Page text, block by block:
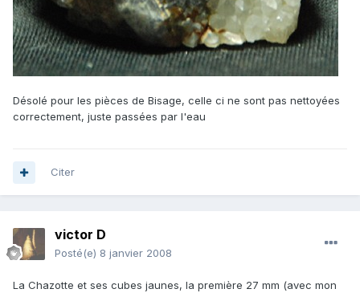
Désolé pour les pièces de Bisage, celle ci ne sont pas nettoyées
correctement, juste passées par l'eau
Citer
victor D
Posté(e) 8 janvier 2008
La Chazotte et ses cubes jaunes, la première 27 mm (avec mon